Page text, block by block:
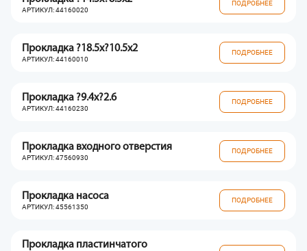
АРТИКУЛ: 44160020
ПОДРОБНЕЕ
Прокладка ?18.5x?10.5x2
АРТИКУЛ: 44160010
ПОДРОБНЕЕ
Прокладка ?9.4x?2.6
АРТИКУЛ: 44160230
ПОДРОБНЕЕ
Прокладка входного отверстия
АРТИКУЛ: 47560930
ПОДРОБНЕЕ
Прокладка насоса
АРТИКУЛ: 45561350
ПОДРОБНЕЕ
Прокладка пластинчатого